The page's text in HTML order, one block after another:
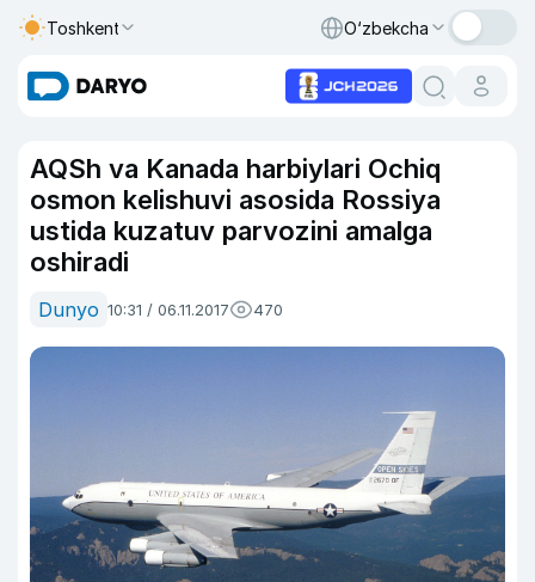
Toshkent O‘zbekcha
AQSh va Kanada harbiylari Ochiq
osmon kelishuvi asosida Rossiya
ustida kuzatuv parvozini amalga
oshiradi
Dunyo 10:31 / 06.11.2017 470